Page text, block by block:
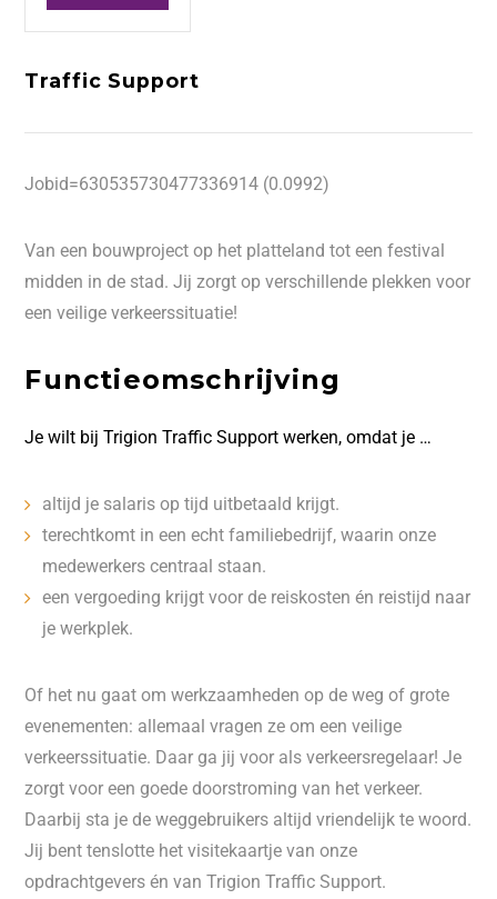
Traffic Support
Jobid=630535730477336914 (0.0992)
Van een bouwproject op het platteland tot een festival
midden in de stad. Jij zorgt op verschillende plekken voor
een veilige verkeerssituatie!
Functieomschrijving
Je wilt bij Trigion Traffic Support werken, omdat je …
altijd je salaris op tijd uitbetaald krijgt.
terechtkomt in een echt familiebedrijf, waarin onze
medewerkers centraal staan.
een vergoeding krijgt voor de reiskosten én reistijd naar
je werkplek.
Of het nu gaat om werkzaamheden op de weg of grote
evenementen: allemaal vragen ze om een veilige
verkeerssituatie. Daar ga jij voor als verkeersregelaar! Je
zorgt voor een goede doorstroming van het verkeer.
Daarbij sta je de weggebruikers altijd vriendelijk te woord.
Jij bent tenslotte het visitekaartje van onze
opdrachtgevers én van Trigion Traffic Support.